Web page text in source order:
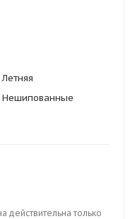
Летняя
Нешипованные
действительна только